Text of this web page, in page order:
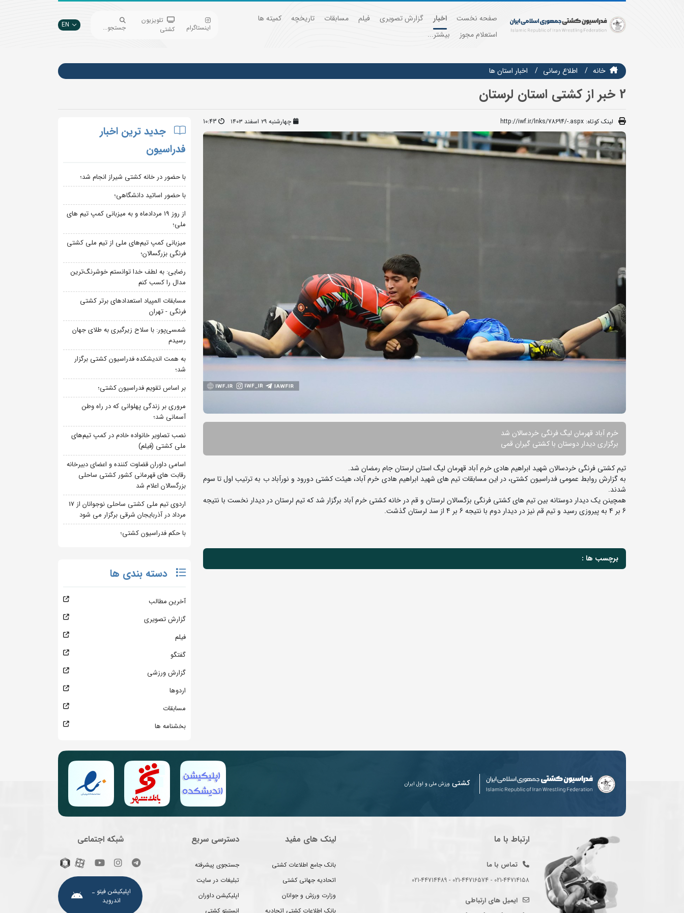
صفحه نخست اخبار گزارش تصویری فیلم مسابقات تاریخچه
کمیته ها
استعلام مجوز
بیشتر...
اینستاگرام
تلویزیون
کشتی
جستجو... EN
خانه اطلاع رسانی اخبار استان ها
2 خبر از کشتی استان لرستان
لینک کوتاه: http://iwf.ir/lnks/78694/-.aspx چهارشنبه ۲۹ اسفند ۱۴۰۳ 10:43
خرم آباد قهرمان لیگ فرنگی خردسالان شد
برگزاری دیدار دوستان با کشتی گیران قمی
تیم کشتی فرنگی خردسالان شهید ابراهیم هادی خرم آباد قهرمان لیگ استان لرستان جام رمضان شد.
به گزارش روابط عمومی فدراسیون کشتی، در این مسابقات تیم های شهید ابراهیم هادی خرم آباد، هیئت کشتی دورود و نورآباد ب به ترتیب اول تا سوم
شدند.
همچینن یک دیدار دوستانه بین تیم های کشتی فرنگی بزگسالان لرستان و قم در خانه کشتی خرم آباد برگزار شد که تیم لرستان در دیدار نخست با نتیجه
6 بر 4 به پیروزی رسید و تیم قم نیز در دیدار دوم با نتیجه 6 بر 4 از سد لرستان گذشت.
برچسب ها :
جدید ترین اخبار
فدراسیون
با حضور در خانه کشتی شیراز انجام شد؛
با حضور اساتید دانشگاهی؛
از روز 19 مردادماه و به میزبانی کمپ تیم های
ملی؛
میزبانی کمپ تیم‌های ملی از تیم ملی کشتی
فرنگی بزرگسالان؛
رضایی: به لطف خدا توانستم خوشرنگ‌ترین
مدال را کسب کنم
مسابقات المپیاد استعدادهای برتر کشتی
فرنگی - تهران
شمسی‌پور: با سلاح زیرگیری به طلای جهان
رسیدم
به همت اندیشکده فدراسیون کشتی برگزار
شد؛
بر اساس تقویم فدراسیون کشتی؛
مروری بر زندگی پهلوانی که در راه وطن
آسمانی شد؛
نصب تصاویر خانواده خادم در کمپ تیم‌های
ملی کشتی (فیلم)
اسامی داوران قضاوت کننده و اعضای دبیرخانه
رقابت های قهرمانی کشور کشتی ساحلی
بزرگسالان اعلام شد
اردوی تیم ملی کشتی ساحلی نوجوانان از 17
مرداد در آذربایجان شرقی برگزار می شود
با حکم فدراسیون کشتی؛
دسته بندی ها
آخرین مطالب
گزارش تصویری
فیلم
گفتگو
گزارش ورزشی
اردوها
مسابقات
بخشنامه ها
کشتی ورزش ملی و اول ایران
ارتباط با ما
تماس با ما
021-44714158 - 021-44716574 - 021-44714489
ایمیل های ارتباطی
لینک های مفید
بانک جامع اطلاعات کشتی
اتحادیه جهانی کشتی
وزارت ورزش و جوانان
بانک اطلاعات کشتی اتحادیه
دسترسی سریع
جستجوی پیشرفته
تبلیغات در سایت
اپلیکیشن داوران
انستیتو کشتی
شبکه اجتماعی
اپلیکیشن فیتو ـ
اندروید